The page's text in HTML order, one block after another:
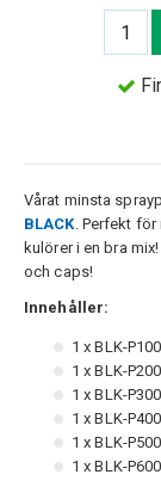
Vårat minsta
BLACK. Perfekt för
kulörer i en bra
och caps!
Innehåller:
1 x BLK-
1 x BLK-
1 x BLK-
1 x BLK-
1 x BLK-
1 x BLK-